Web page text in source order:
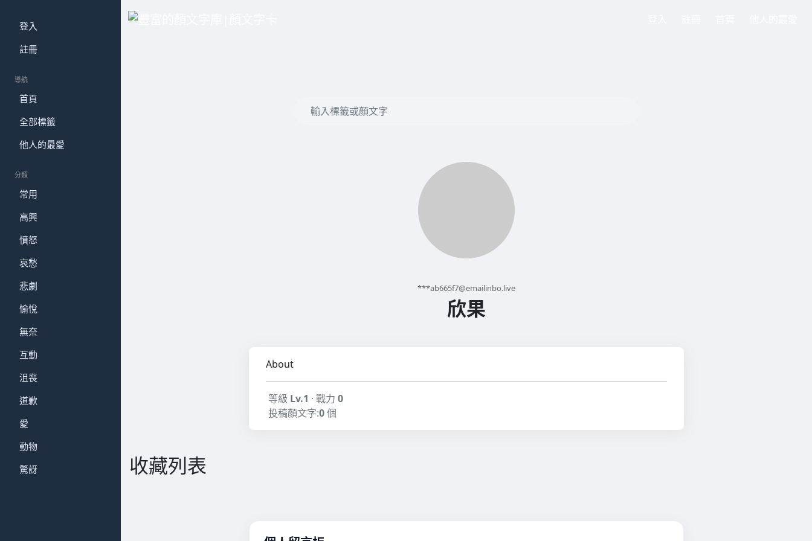
登入
註冊
導航
首頁
全部標籤
他人的最愛
分類
常用
高興
憤怒
哀愁
悲劇
愉悅
無奈
互動
沮喪
道歉
愛
動物
驚訝
***ab665f7@emailinbo.live
欣果
About
等級 Lv.1 · 戰力 0
投稿顏文字:0個
收藏列表